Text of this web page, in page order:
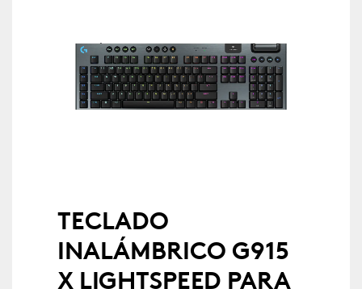
TECLADO
INALÁMBRICO G915
X LIGHTSPEED PARA